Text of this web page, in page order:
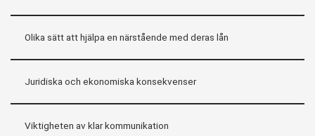
Olika sätt att hjälpa en närstående med deras lån
Juridiska och ekonomiska konsekvenser
Viktigheten av klar kommunikation